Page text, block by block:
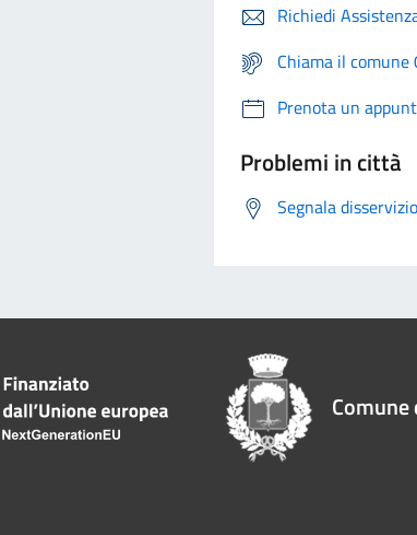
Richiedi
Chiama il
Prenota un
Problemi in città
Segnala disservizio
Comune